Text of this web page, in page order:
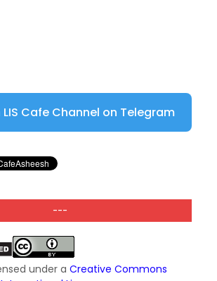
Cafe Channel on Telegram
---
under a Creative Commons